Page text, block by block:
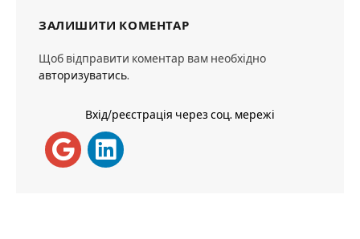
ЗАЛИШИТИ КОМЕНТАР
Щоб відправити коментар вам необхідно
авторизуватись.
Вхід/реєстрація через соц. мережі